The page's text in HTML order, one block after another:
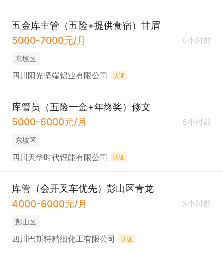
五金库主管（五险+提供食宿）甘眉
5000-7000元/月
6小时前
东坡区
四川阳光坚端铝业有限公司 认证
库管员（五险一金+年终奖）修文
5000-6000元/月
6小时前
东坡区
四川天华时代锂能有限公司 认证
库管（会开叉车优先）彭山区青龙
4000-6000元/月
3小时前
彭山区
四川巴斯特精细化工有限公司 认证